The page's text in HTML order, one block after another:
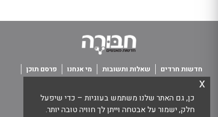
כן, גם האתר שלנו משתמש בעוגיות – כדי שיפעל
חלק, ישמור על אבטחה וייתן לך חוויה טובה יותר.
x
חדשות חרדים שאלות ותשובות מי אנחנו
פרסם תוכן
כל הזכויות שמורות חבורה - חדשות מאנשים